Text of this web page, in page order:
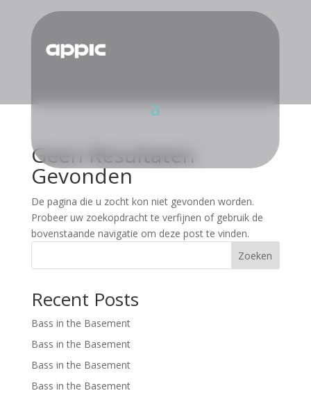
Geen Resultaten
Gevonden
De pagina die u zocht kon niet gevonden worden.
Probeer uw zoekopdracht te verfijnen of gebruik de
bovenstaande navigatie om deze post te vinden.
Zoeken
Recent Posts
Bass in the Basement
Bass in the Basement
Bass in the Basement
Bass in the Basement